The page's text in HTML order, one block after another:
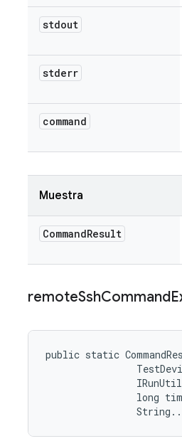
stdout
stderr
command
Muestra
CommandResult
remoteSshCommand
public static
long